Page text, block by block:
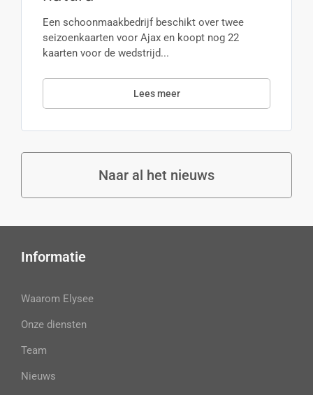
Een schoonmaakbedrijf beschikt over twee
seizoenkaarten voor Ajax en koopt nog 22
kaarten voor de wedstrijd...
Lees meer
Naar al het nieuws
Informatie
Waarom Elysee
Onze diensten
Team
Nieuws